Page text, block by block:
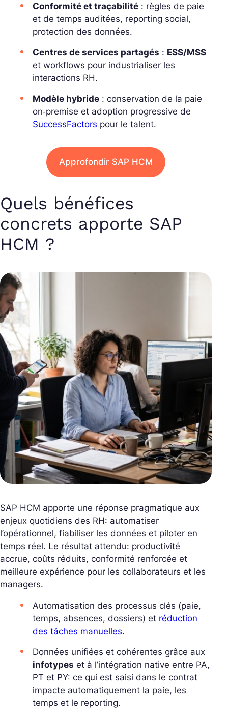
Conformité et traçabilité : règles de paie
et de temps auditées, reporting social,
protection des données.
Centres de services partagés : ESS/MSS
et workflows pour industrialiser les
interactions RH.
Modèle hybride : conservation de la paie
on‑premise et adoption progressive de
SuccessFactors pour le talent.
Approfondir SAP HCM
Quels bénéfices
concrets apporte SAP
HCM ?
SAP HCM apporte une réponse pragmatique aux
enjeux quotidiens des RH: automatiser
l’opérationnel, fiabiliser les données et piloter en
temps réel. Le résultat attendu: productivité
accrue, coûts réduits, conformité renforcée et
meilleure expérience pour les collaborateurs et les
managers.
Automatisation des processus clés (paie,
temps, absences, dossiers) et réduction
des tâches manuelles.
Données unifiées et cohérentes grâce aux
infotypes et à l’intégration native entre PA,
PT et PY: ce qui est saisi dans le contrat
impacte automatiquement la paie, les
temps et le reporting.